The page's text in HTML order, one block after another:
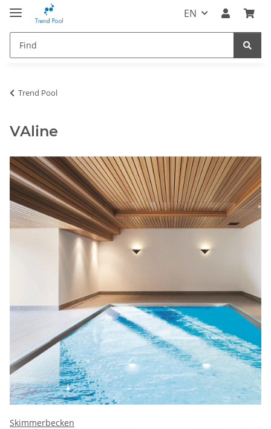
EN
Trend Pool
VAline
Skimmerbecken